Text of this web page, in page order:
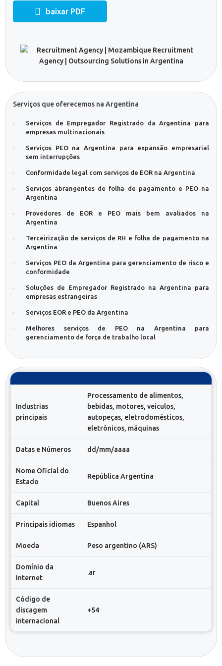
baixar PDF
Serviços que oferecemos na Argentina
Serviços de Empregador Registrado da Argentina para
empresas multinacionais
Serviços PEO na Argentina para expansão empresarial
sem interrupções
Conformidade legal com serviços de EOR na Argentina
Serviços abrangentes de folha de pagamento e PEO na
Argentina
Provedores de EOR e PEO mais bem avaliados na
Argentina
Terceirização de serviços de RH e folha de pagamento na
Argentina
Serviços PEO da Argentina para gerenciamento de risco e
conformidade
Soluções de Empregador Registrado na Argentina para
empresas estrangeiras
Serviços EOR e PEO da Argentina
Melhores serviços de PEO na Argentina para
gerenciamento de força de trabalho local
Industrias
principais
Processamento de alimentos,
bebidas, motores, veículos,
autopeças, eletrodomésticos,
eletrônicos, máquinas
Datas e Números dd/mm/aaaa
Nome Oficial do
Estado
República Argentina
Capital Buenos Aires
Principais idiomas Espanhol
Moeda Peso argentino (ARS)
Domínio da
Internet
.ar
Código de
discagem
internacional
+54